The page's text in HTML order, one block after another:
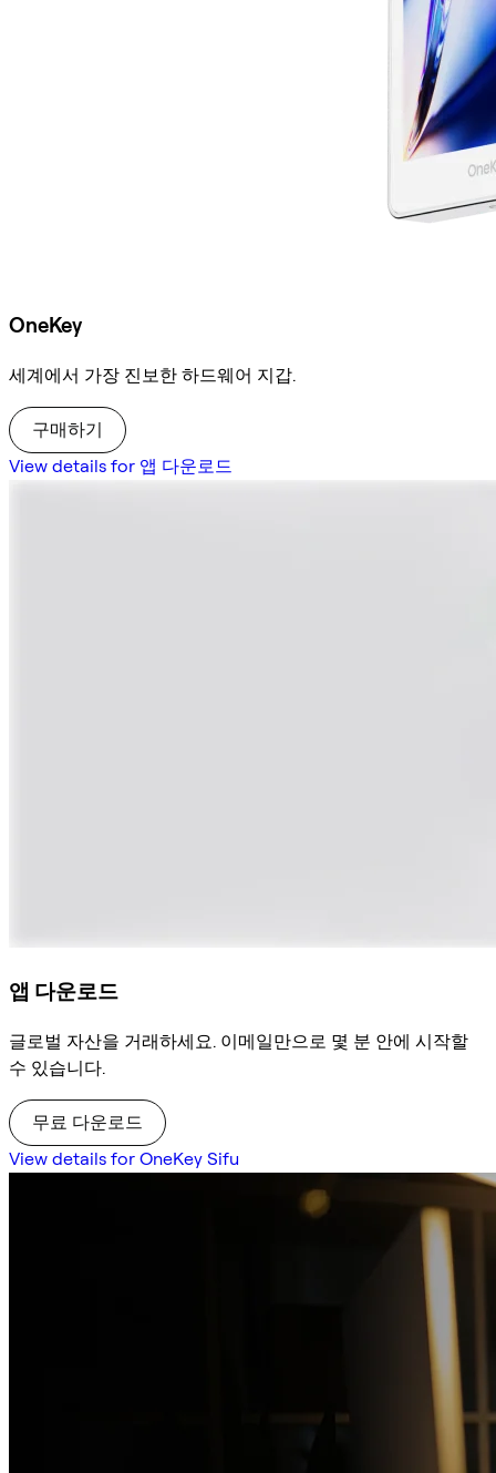
OneKey
세계에서 가장 진보한 하드웨어 지갑.
구매하기
View details for 앱 다운로드
앱 다운로드
글로벌 자산을 거래하세요. 이메일만으로 몇 분 안에 시작할
수 있습니다.
무료 다운로드
View details for OneKey Sifu